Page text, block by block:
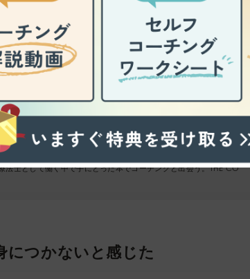
士として働く中で手にとった本でコーチングと出会う。THE CO
につかないと感じた